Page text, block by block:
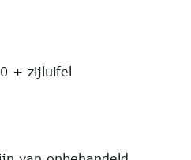
+ zijluifel